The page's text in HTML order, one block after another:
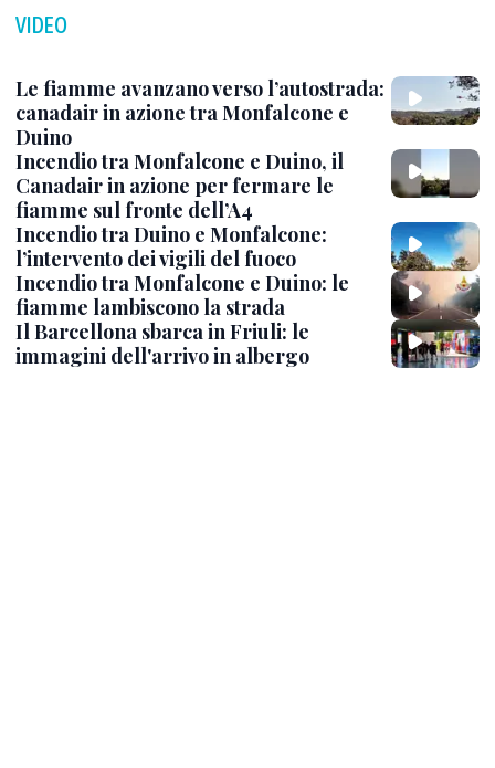
VIDEO
Le fiamme avanzano verso l’autostrada:
canadair in azione tra Monfalcone e
Duino
Incendio tra Monfalcone e Duino, il
Canadair in azione per fermare le
fiamme sul fronte dell’A4
Incendio tra Duino e Monfalcone:
l’intervento dei vigili del fuoco
Incendio tra Monfalcone e Duino: le
fiamme lambiscono la strada
Il Barcellona sbarca in Friuli: le
immagini dell'arrivo in albergo